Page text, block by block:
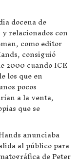
docena de
relacionados con
como editor
consiguió
2000 cuando ICE
los que en
pocos
a la venta,
que se
anunciaba
al público para